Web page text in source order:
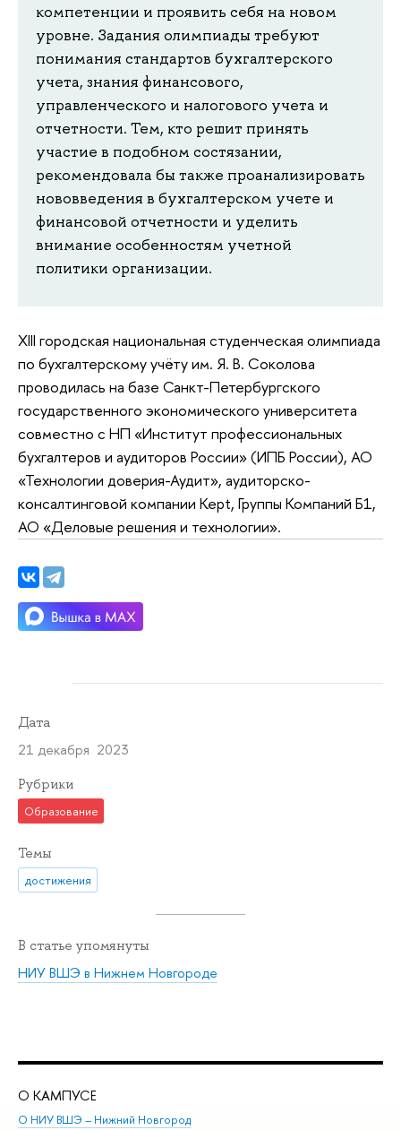
компетенции и проявить себя на новом
уровне. Задания олимпиады требуют
понимания стандартов бухгалтерского
учета, знания финансового,
управленческого и налогового учета и
отчетности. Тем, кто решит принять
участие в подобном состязании,
рекомендовала бы также проанализировать
нововведения в бухгалтерском учете и
финансовой отчетности и уделить
внимание особенностям учетной
политики организации.
XIII городская национальная студенческая олимпиада
по бухгалтерскому учёту им. Я. В. Соколова
проводилась на базе Санкт-Петербургского
государственного экономического университета
совместно с НП «Институт профессиональных
бухгалтеров и аудиторов России» (ИПБ России), АО
«Технологии доверия-Аудит», аудиторско-
консалтинговой компании Kept, Группы Компаний Б1,
АО «Деловые решения и технологии».
Дата
21 декабря 2023
Рубрики
Образование
Темы
достижения
В статье упомянуты
НИУ ВШЭ в Нижнем Новгороде
О КАМПУСЕ
О НИУ ВШЭ – Нижний Новгород